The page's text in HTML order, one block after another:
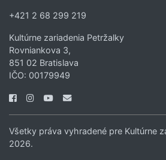
+421 2 68 299 219
Kultúrne zariadenia Petržalky
Rovniankova 3,
851 02 Bratislava
IČO: 00179949
Všetky práva vyhradené pre Kultúrne
2026.